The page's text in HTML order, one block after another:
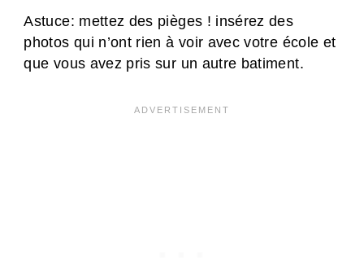
Astuce: mettez des pièges ! insérez des
photos qui n’ont rien à voir avec votre école et
que vous avez pris sur un autre batiment.